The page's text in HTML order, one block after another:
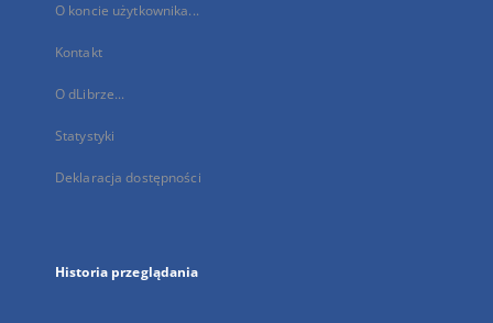
O koncie użytkownika...
Kontakt
O dLibrze...
Statystyki
Deklaracja dostępności
Historia przeglądania